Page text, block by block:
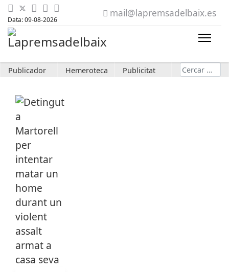
Data: 09-08-2026
mail@lapremsadelbaix.es
Publicador Hemeroteca Publicitat Cerca